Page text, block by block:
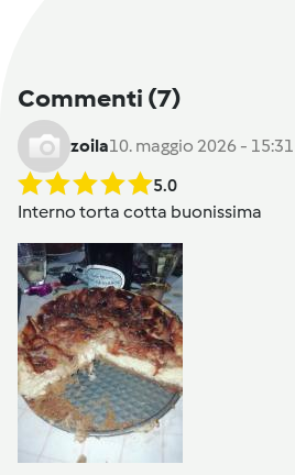
Commenti (7)
zoila10. maggio 2026 - 15:31
5.0
Interno torta cotta buonissima